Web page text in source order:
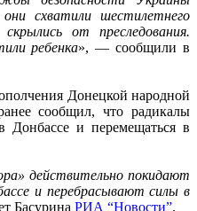
схватили шестилетнего
от преследования.
ребенка», — сообщили в
Донецкой народной
сообщил, что радикалы
Донбассе и перемещаться в
действительно покидают
и перебрасывают силы в
Басурина РИА “Новости”.